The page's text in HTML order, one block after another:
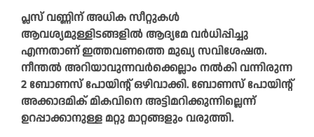
പ്ലസ് വണ്ണിന് അധിക സീറ്റുകൾ
ആവശ്യമുള്ളിടങ്ങളിൽ ആദ്യമേ വർധിപ്പിച്ചു
എന്നതാണ് ഇത്തവണത്തെ മുഖ്യ സവിശേഷത.
നീന്തൽ അറിയാവുന്നവർക്കെല്ലാം നൽകി വന്നിരുന്ന
2 ബോണസ് പോയിന്റ് ഒഴിവാക്കി. ബോണസ് പോയിന്റ്
അക്കാദമിക് മികവിനെ അട്ടിമറിക്കുന്നില്ലെന്ന്
ഉറപ്പാക്കാനുള്ള മറ്റു മാറ്റങ്ങളും വരുത്തി.